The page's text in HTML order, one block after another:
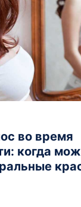
во время
когда